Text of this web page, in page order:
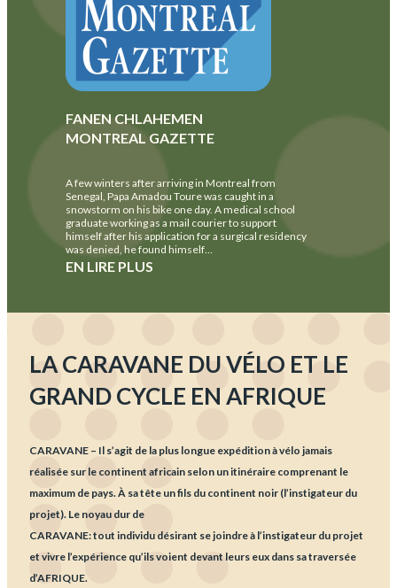
FANEN CHLAHEMEN
MONTREAL GAZETTE
A few winters after arriving in Montreal from
Senegal, Papa Amadou Toure was caught in a
snowstorm on his bike one day. A medical school
graduate working as a mail courier to support
himself after his application for a surgical residency
was denied, he found himself…
EN LIRE PLUS
LA CARAVANE DU VÉLO ET LE
GRAND CYCLE EN AFRIQUE
CARAVANE – Il s’agit de la plus longue expédition à vélo jamais
réalisée sur le continent africain selon un itinéraire comprenant le
maximum de pays. À sa tête un fils du continent noir (l’instigateur du
projet). Le noyau dur de
CARAVANE:tout individu désirant se joindre à l’instigateur du projet
et vivre l’expérience qu’ils voient devant leurs eux dans sa traversée
d’AFRIQUE.